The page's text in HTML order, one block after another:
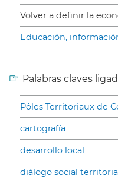
Volver a definir la
Educación,
Palabras claves
Pôles Territoriaux de
cartografía
desarrollo local
diálogo social